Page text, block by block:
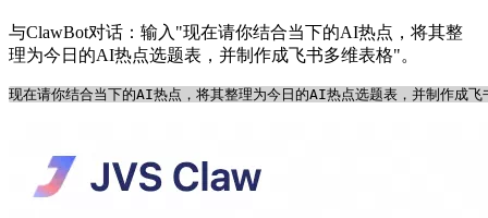
与ClawBot对话：输入"现在请你结合当下的AI热点，将其整
理为今日的AI热点选题表，并制作成飞书多维表格"。